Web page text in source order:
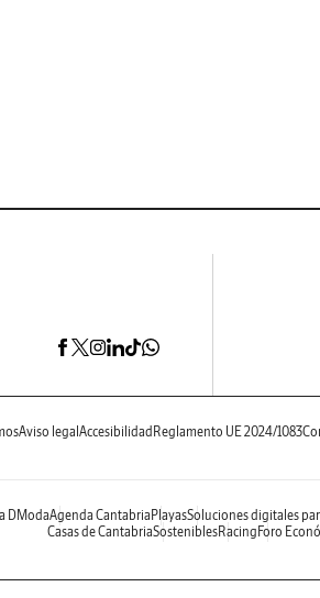
Aviso legal Accesibilidad Reglamento UE 2024/1083
DModaAgenda Cantabria PlayasSoluciones digitales
Casas de CantabriaSosteniblesRacing Foro